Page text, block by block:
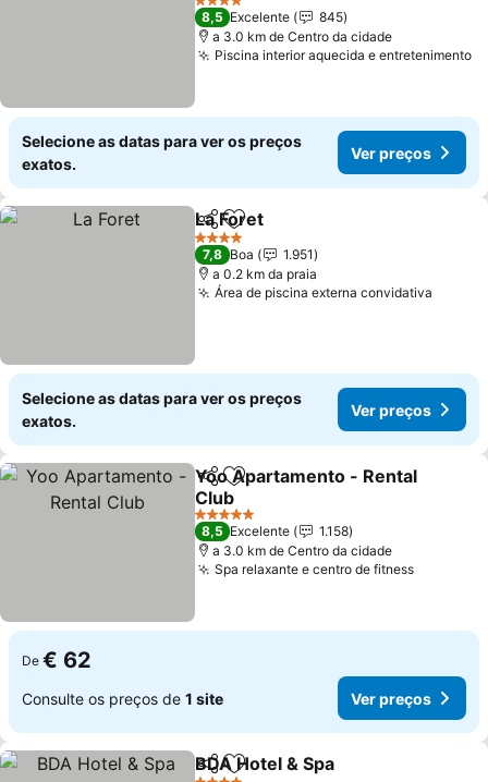
Ver preços
4 Estrelas
8,5 Excelente
845
a 3.0 km de Centro da cidade
Piscina interior aquecida e entretenimento
Selecione as datas para ver os preços
exatos.
Ver preços
PartilharAdicionar aos favoritos
La Foret
4 Estrelas
7,8 Boa
1.951
a 0.2 km da praia
Área de piscina externa convidativa
Selecione as datas para ver os preços
exatos.
Ver preços
PartilharAdicionar aos favoritos
Yoo Apartamento - Rental
Club
Ver preços
5 Estrelas
8,5 Excelente
1.158
a 3.0 km de Centro da cidade
Spa relaxante e centro de fitnessVer
De € 62
Consulte os preços de 1 site Ver preços
PartilharAdicionar aos favoritos
BDA Hotel & Spa